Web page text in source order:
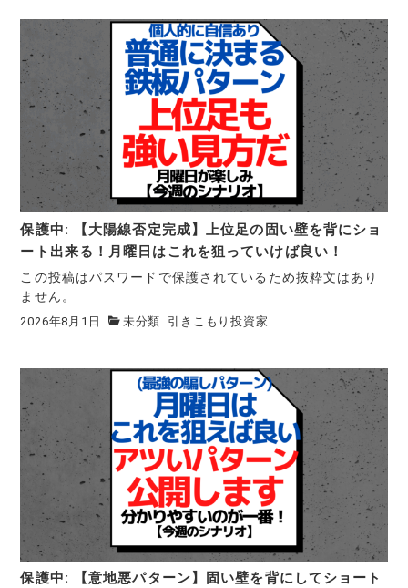
保護中: 【大陽線否定完成】上位足の固い壁を背にショ
ート出来る！月曜日はこれを狙っていけば良い！
この投稿はパスワードで保護されているため抜粋文はあり
ません。
2026年8月1日 未分類 引きこもり投資家
保護中: 【意地悪パターン】固い壁を背にしてショート